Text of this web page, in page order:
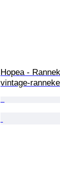
Hopea -
vintage-ranneke